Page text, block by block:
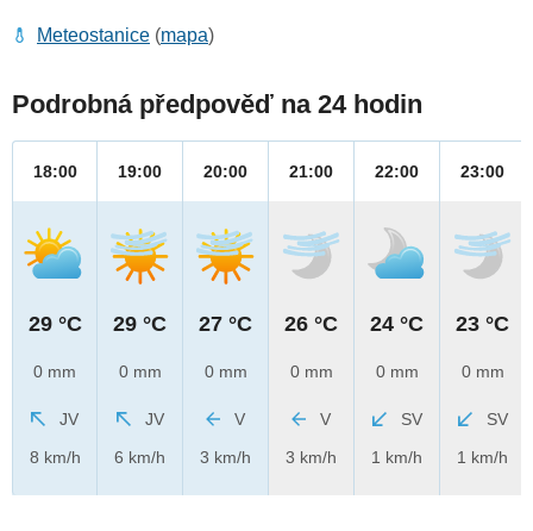
Meteostanice (mapa)
Podrobná předpověď na 24 hodin
18:00
29 °C
0 mm
JV
8 km/h
19:00
29 °C
0 mm
JV
6 km/h
20:00
27 °C
0 mm
V
3 km/h
21:00
26 °C
0 mm
V
3 km/h
22:00
24 °C
0 mm
SV
1 km/h
23:00
23 °C
0 mm
SV
1 km/h